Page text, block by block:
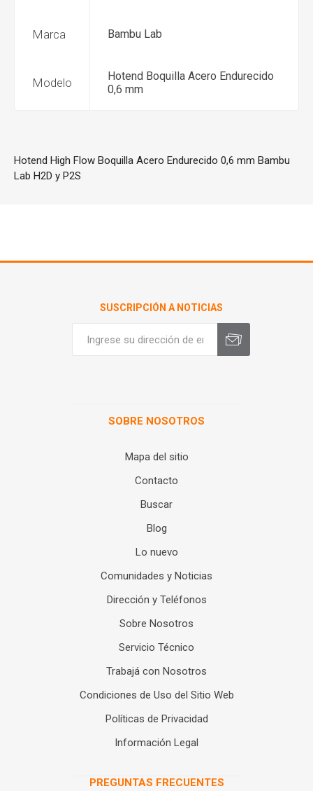
Marca Bambu Lab
Modelo
Hotend Boquilla Acero Endurecido
0,6 mm
Hotend High Flow Boquilla Acero Endurecido 0,6 mm Bambu
Lab H2D y P2S
SUSCRIPCIÓN A NOTICIAS
SOBRE NOSOTROS
Mapa del sitio
Contacto
Buscar
Blog
Lo nuevo
Comunidades y Noticias
Dirección y Teléfonos
Sobre Nosotros
Servicio Técnico
Trabajá con Nosotros
Condiciones de Uso del Sitio Web
Políticas de Privacidad
Información Legal
PREGUNTAS FRECUENTES